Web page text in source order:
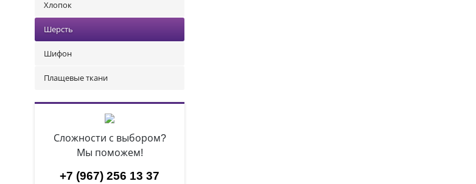
Хлопок
Шерсть
Шифон
Плащевые ткани
Сложности с выбором?
Мы поможем!
+7 (967) 256 13 37